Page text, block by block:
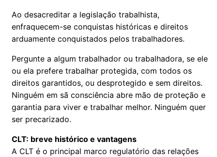
Ao desacreditar a legislação trabalhista,
enfraquecem-se conquistas históricas e direitos
arduamente conquistados pelos trabalhadores.
Pergunte a algum trabalhador ou trabalhadora, se ele
ou ela prefere trabalhar protegida, com todos os
direitos garantidos, ou desprotegido e sem direitos.
Ninguém em sã consciência abre mão de proteção e
garantia para viver e trabalhar melhor. Ninguém quer
ser precarizado.
CLT: breve histórico e vantagens
A CLT é o principal marco regulatório das relações